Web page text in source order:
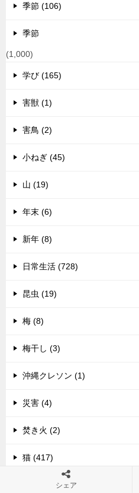
季節 (106)
季節
(1,000)
学び (165)
害獣 (1)
害鳥 (2)
小ねぎ (45)
山 (19)
年末 (6)
新年 (8)
日常生活 (728)
昆虫 (19)
梅 (8)
梅干し (3)
沖縄クレソン (1)
災害 (4)
焚き火 (2)
猫 (417)
環境制御のための植物生理 (14)
シェア